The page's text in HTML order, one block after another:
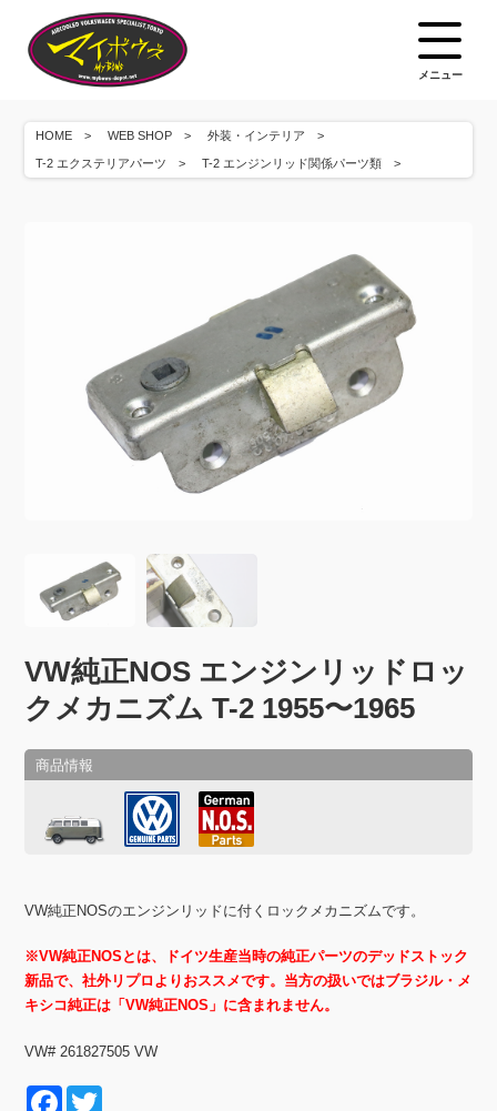
メニュー
HOME WEB SHOP 外装・インテリア
T-2 エクステリアパーツ T-2 エンジンリッド関係パーツ類
VW純正NOS エンジンリッドロッ
クメカニズム T-2 1955〜1965
VW純正NOSのエンジンリッドに付くロックメカニズムです。
※VW純正NOSとは、ドイツ生産当時の純正パーツのデッドストック
新品で、社外リプロよりおススメです。当方の扱いではブラジル・メ
キシコ純正は「VW純正NOS」に含まれません。
VW# 261827505 VW